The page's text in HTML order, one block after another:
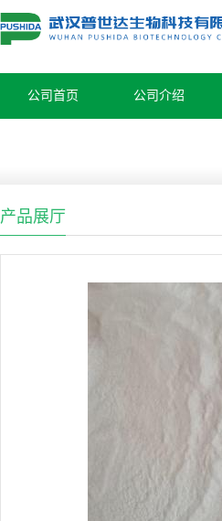
公司首页 公司介绍
产品展厅